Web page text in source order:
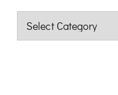
Kategori